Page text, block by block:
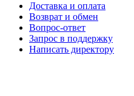
Доставка и оплата
Возврат и обмен
Вопрос-ответ
Запрос в поддержку
Написать директору